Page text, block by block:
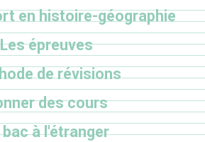
en histoire-géographie
Les épreuves
de révisions
des cours
bac à l'étranger